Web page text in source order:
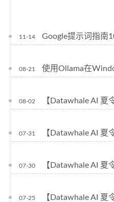
11-14 Google提示词指南
08-21 使用Ollama在
08-02 【Datawhale AI 夏
07-31 【Datawhale AI 夏
07-30 【Datawhale AI 夏
07-25 【Datawhale AI 夏